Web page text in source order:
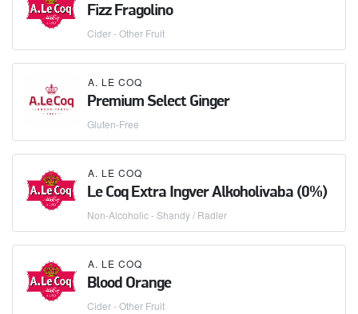
Fizz Fragolino
Cider - Other Fruit
A. LE COQ
Premium Select Ginger
Gluten-Free
A. LE COQ
Le Coq Extra Ingver Alkoholivaba (0%)
Non-Alcoholic - Shandy / Radler
A. LE COQ
Blood Orange
Cider - Other Fruit